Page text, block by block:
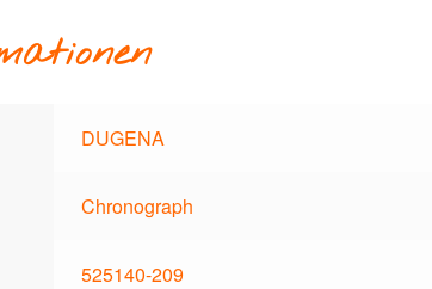
DUGENA
Chronograph
525140-209